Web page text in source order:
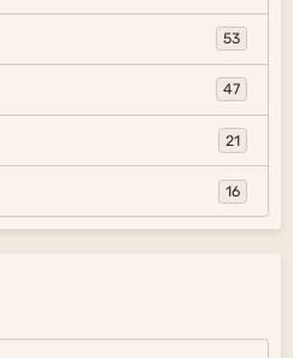
53
47
21
16